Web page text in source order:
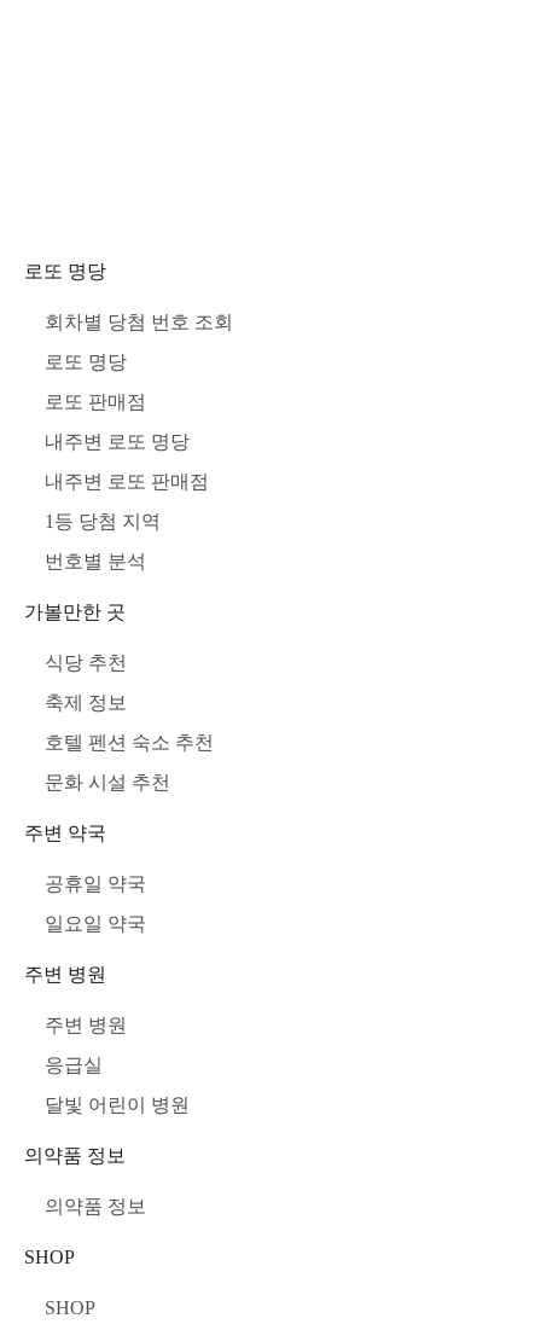
로또 명당
회차별 당첨 번호 조회
로또 명당
로또 판매점
내주변 로또 명당
내주변 로또 판매점
1등 당첨 지역
번호별 분석
가볼만한 곳
식당 추천
축제 정보
호텔 펜션 숙소 추천
문화 시설 추천
주변 약국
공휴일 약국
일요일 약국
주변 병원
주변 병원
응급실
달빛 어린이 병원
의약품 정보
의약품 정보
SHOP
SHOP